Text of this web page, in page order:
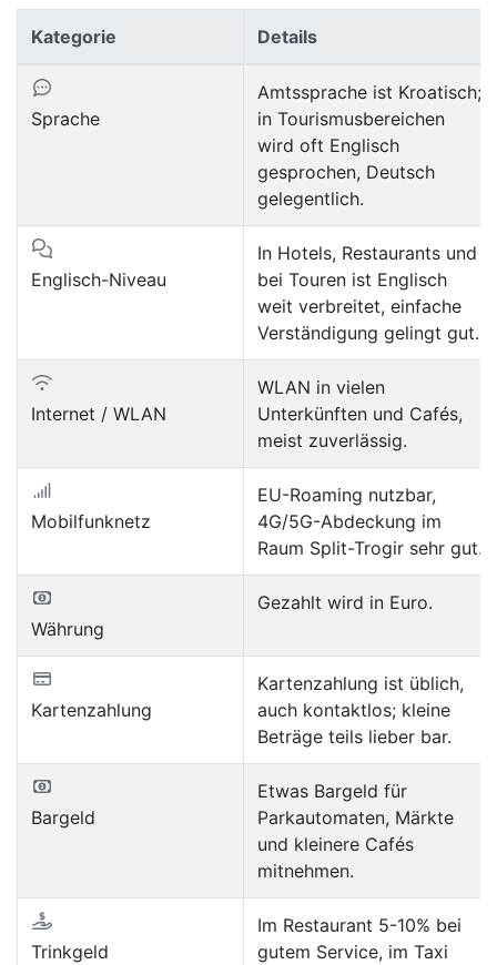
Kategorie Details
Sprache
Amtssprache ist Kroatisch;
in Tourismusbereichen
wird oft Englisch
gesprochen, Deutsch
gelegentlich.
Englisch-Niveau
In Hotels, Restaurants und
bei Touren ist Englisch
weit verbreitet, einfache
Verständigung gelingt gut.
Internet / WLAN
WLAN in vielen
Unterkünften und Cafés,
meist zuverlässig.
Mobilfunknetz
EU-Roaming nutzbar,
4G/5G-Abdeckung im
Raum Split-Trogir sehr gut.
Währung
Gezahlt wird in Euro.
Kartenzahlung
Kartenzahlung ist üblich,
auch kontaktlos; kleine
Beträge teils lieber bar.
Bargeld
Etwas Bargeld für
Parkautomaten, Märkte
und kleinere Cafés
mitnehmen.
Trinkgeld
Im Restaurant 5-10% bei
gutem Service, im Taxi